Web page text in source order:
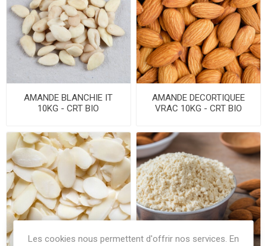
AMANDE BLANCHIE IT
10KG - CRT BIO
AMANDE DECORTIQUEE
VRAC 10KG - CRT BIO
Les cookies nous permettent d'offrir nos services. En